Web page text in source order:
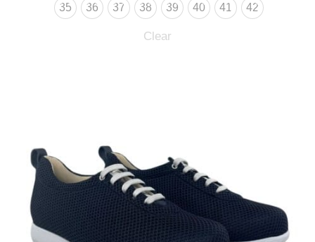
35 36 37 38 39 40 41 42
Clear